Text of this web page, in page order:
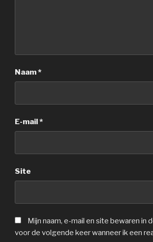
Naam*
E-mail*
Site
Mijn naam, e-mail en site bewaren in
voor de volgende keer wanneer ik een